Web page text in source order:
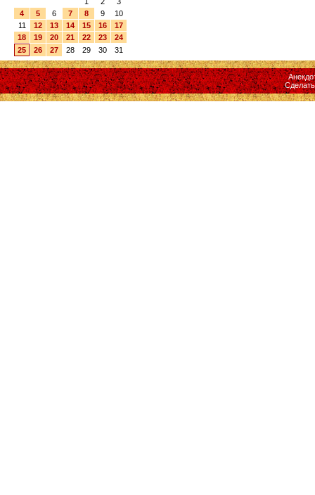
4
5 6 7 8 9
10
11
12 13 14 15 16
17
18
19 20 21 22 23
24
25
26 27 28 29 30 31